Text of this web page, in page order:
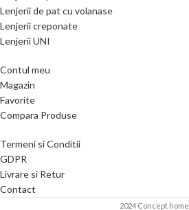
Lenjerii de pat cu volanase
Lenjerii creponate
Lenjerii UNI
Contul meu
Magazin
Favorite
Compara Produse
Termeni si Conditii
GDPR
Livrare si Retur
Contact
2024 Concept home